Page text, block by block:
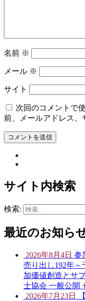
名前 ※
メール ※
サイト
次回のコメントで
前、メールアドレス、
サイト内検索
検索:
最近のお知ら
2026年8月4日 参
売り出し192年
加価値創造とサ
士協会 一般公開
2026年7月23日